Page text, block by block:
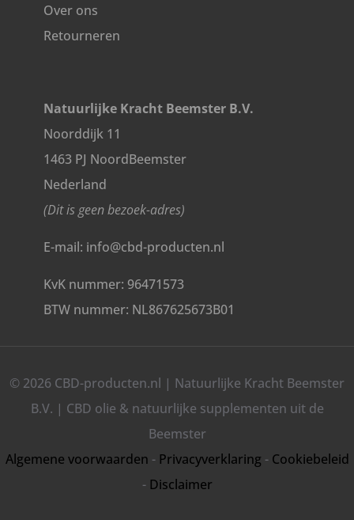
Over ons
Retourneren
Natuurlijke Kracht Beemster B.V.
Noorddijk 11
1463 PJ NoordBeemster
Nederland
(Dit is geen bezoek-adres)
E-mail: info@cbd-producten.nl
KvK nummer: 96471573
BTW nummer: NL867625673B01
© 2026 CBD-producten.nl | Natuurlijke Kracht Beemster
B.V. | CBD olie & natuurlijke supplementen uit de
Beemster
Algemene voorwaarden - Privacyverklaring - Cookiebeleid
- Disclaimer